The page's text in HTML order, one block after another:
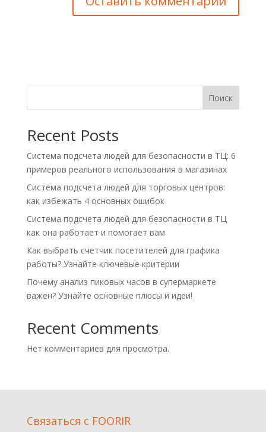
Поиск
Recent Posts
Система подсчета людей для безопасности в ТЦ: 6
примеров реального использования в магазинах
Система подсчета людей для торговых центров:
как избежать 4 основных ошибок
Система подсчета людей для безопасности в ТЦ
как она работает и помогает вам
Как выбрать счетчик посетителей для графика
работы? Узнайте ключевые критерии
Почему анализ пиковых часов в супермаркете
важен? Узнайте основные плюсы и идеи!
Recent Comments
Нет комментариев для просмотра.
Cвязаться с FOORIR